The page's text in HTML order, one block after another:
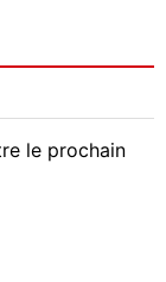
le prochain